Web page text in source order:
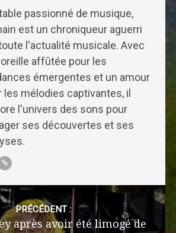
passionné de musique,
est un chroniqueur aguerri
l'actualité musicale. Avec
affûtée pour les
émergentes et un amour
les mélodies captivantes, il
l'univers des sons pour
ses découvertes et ses
PRÉCÉDENT :
après avoir été limogé de